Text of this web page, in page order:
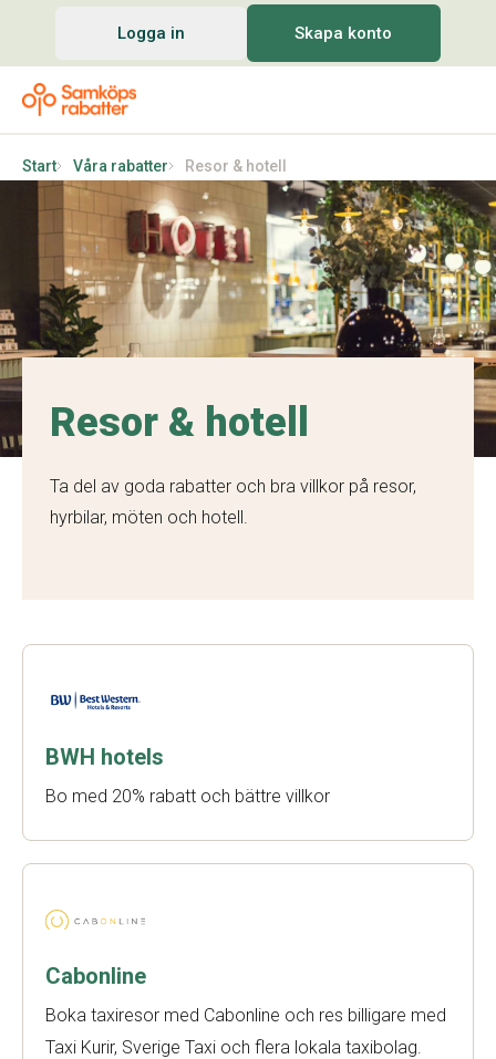
Logga in Skapa konto
Start Våra rabatter Resor & hotell
Resor & hotell
Ta del av goda rabatter och bra villkor på resor,
hyrbilar, möten och hotell.
BWH hotels
Bo med 20% rabatt och bättre villkor
Cabonline
Boka taxiresor med Cabonline och res billigare med
Taxi Kurir, Sverige Taxi och flera lokala taxibolag.